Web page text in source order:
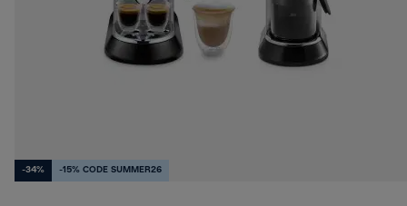
-34% -15% CODE SUMMER26